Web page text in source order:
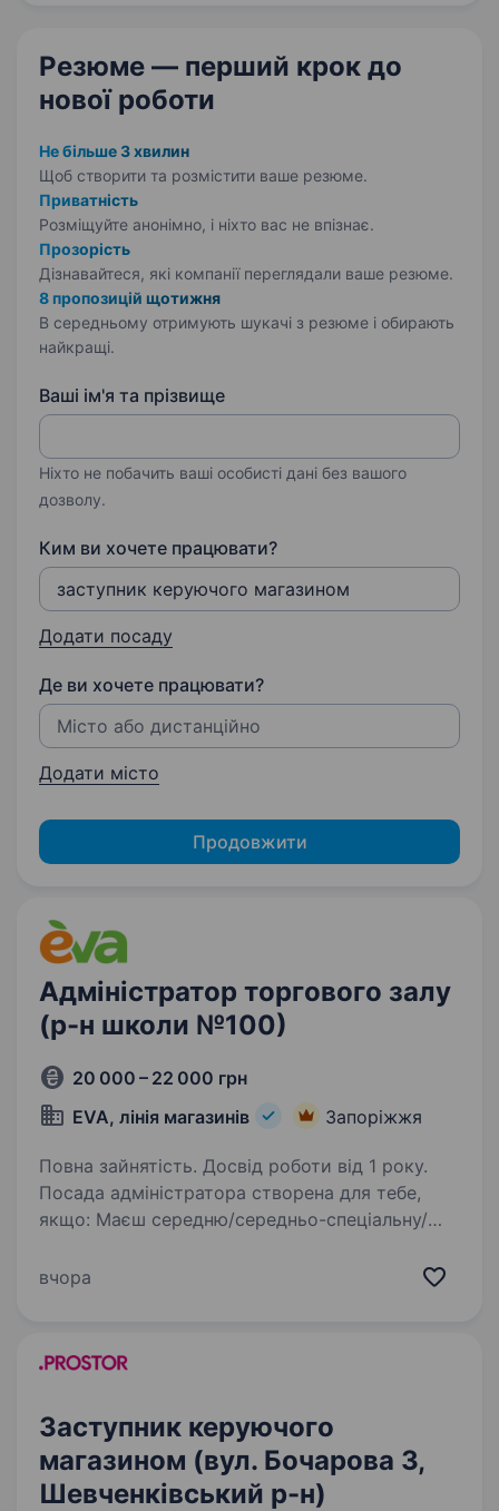
Резюме — перший крок до
нової роботи
Не більше 3 хвилин
Щоб створити та розмістити ваше резюме.
Приватність
Розміщуйте анонімно, і ніхто вас не впізнає.
Прозорість
Дізнавайтеся, які компанії переглядали ваше резюме.
8 пропозицій щотижня
В середньому отримують шукачі з резюме і обирають
найкращі.
Ваші ім'я та прізвище
Ніхто не побачить ваші особисті дані без вашого
дозволу.
Ким ви хочете працювати?
Додати посаду
Де ви хочете працювати?
Додати місто
Продовжити
Адміністратор торгового залу
(р-н школи №100)
20 000 – 22 000 грн
EVA, лінія магазинів
Запоріжжя
Повна зайнятість. Досвід роботи від 1 року.
Посада адміністратора створена для тебе,
якщо: Маєш середню/середньо-спеціальну/
на адміністративній посаді (торгівля) рік і
вчора
Заступник керуючого
магазином (вул. Бочарова 3,
Шевченківський р-н)